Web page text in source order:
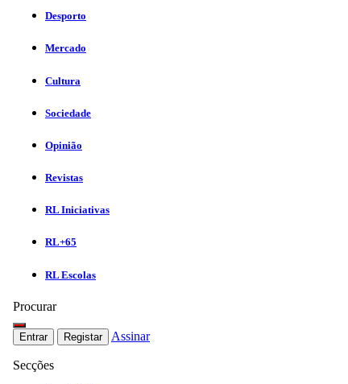
Desporto
Mercado
Cultura
Sociedade
Opinião
Revistas
RL Iniciativas
RL+65
RL Escolas
Procurar
Entrar Registar Assinar
Secções